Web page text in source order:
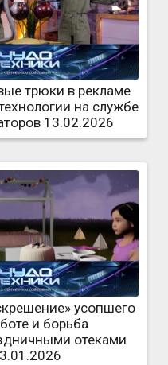
трюки в рекламе
на службе
13.02.2026
усопшего
и борьба
отеками